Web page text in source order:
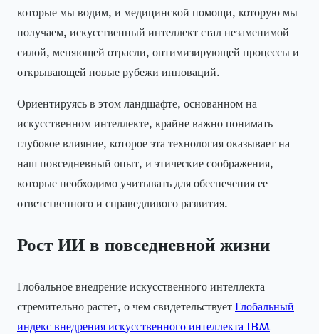
которые мы водим, и медицинской помощи, которую мы
получаем, искусственный интеллект стал незаменимой
силой, меняющей отрасли, оптимизирующей процессы и
открывающей новые рубежи инноваций.
Ориентируясь в этом ландшафте, основанном на
искусственном интеллекте, крайне важно понимать
глубокое влияние, которое эта технология оказывает на
наш повседневный опыт, и этические соображения,
которые необходимо учитывать для обеспечения ее
ответственного и справедливого развития.
Рост ИИ в повседневной жизни
Глобальное внедрение искусственного интеллекта
стремительно растет, о чем свидетельствует Глобальный
индекс внедрения искусственного интеллекта IBM